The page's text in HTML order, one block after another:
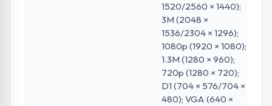
1520/2560 × 1440);
3M (2048 ×
1536/2304 × 1296);
1080p (1920 × 1080);
1.3M (1280 × 960);
720p (1280 × 720);
D1 (704 × 576/704 ×
480); VGA (640 ×